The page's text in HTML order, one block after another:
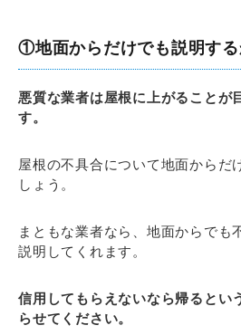
①地面からだけでも説明す
悪質な業者は屋根に上がることが
す。
屋根の不具合について地面からだ
しょう。
まともな業者なら、地面からでも
説明してくれます。
信用してもらえないなら帰るとい
らせてください。